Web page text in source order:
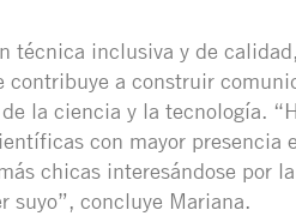
técnica inclusiva y de
a construir
la ciencia y la tecnología.
con mayor presencia
chicas interesándose por
suyo”, concluye Mariana.